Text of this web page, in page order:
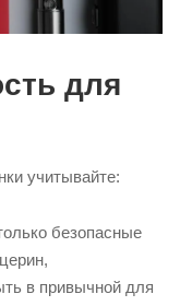
для
учитывайте:
безопасные
в привычной для